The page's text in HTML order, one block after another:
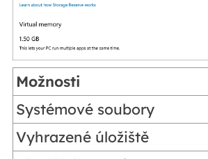
Možnosti
Systémové soubory
Vyhrazené úložiště